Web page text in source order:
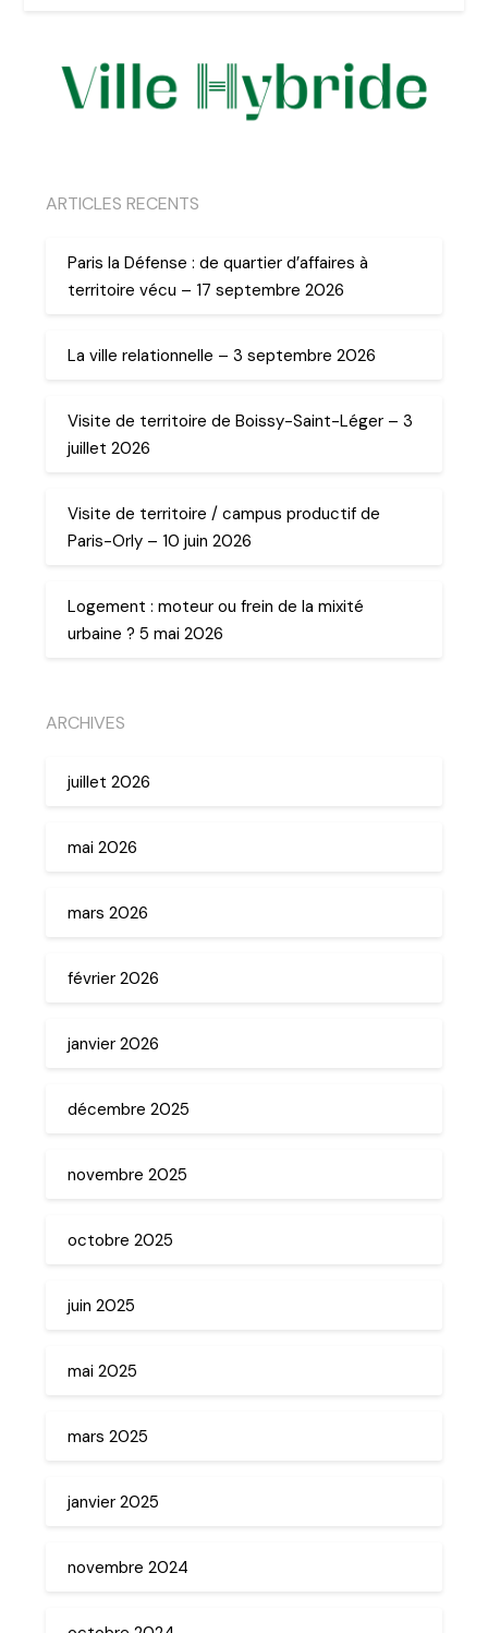
ARTICLES RECENTS
Paris la Défense : de quartier d’affaires à
territoire vécu – 17 septembre 2026
La ville relationnelle – 3 septembre 2026
Visite de territoire de Boissy-Saint-Léger – 3
juillet 2026
Visite de territoire / campus productif de
Paris-Orly – 10 juin 2026
Logement : moteur ou frein de la mixité
urbaine ? 5 mai 2026
ARCHIVES
juillet 2026
mai 2026
mars 2026
février 2026
janvier 2026
décembre 2025
novembre 2025
octobre 2025
juin 2025
mai 2025
mars 2025
janvier 2025
novembre 2024